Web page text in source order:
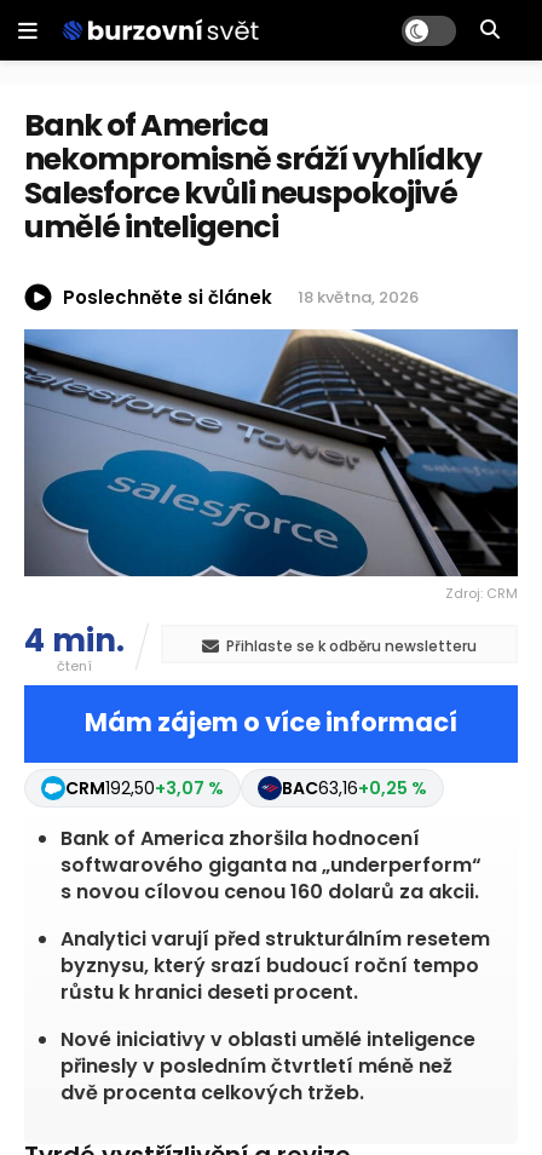
Bank of America
nekompromisně sráží vyhlídky
Salesforce kvůli neuspokojivé
umělé inteligenci
Poslechněte si článek 18 května, 2026
Zdroj: CRM
4 min.
čtení
Přihlaste se k odběru newsletteru
Mám zájem o více informací
CRM192,50+3,07 % BAC63,16+0,25 %
Bank of America zhoršila hodnocení
softwarového giganta na „underperform“
s novou cílovou cenou 160 dolarů za akcii.
Analytici varují před strukturálním resetem
byznysu, který srazí budoucí roční tempo
růstu k hranici deseti procent.
Nové iniciativy v oblasti umělé inteligence
přinesly v posledním čtvrtletí méně než
dvě procenta celkových tržeb.